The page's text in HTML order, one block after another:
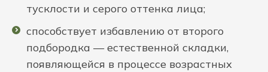
тусклости и серого оттенка лица;
способствует избавлению от второго
подбородка — естественной складки,
появляющейся в процессе возрастных